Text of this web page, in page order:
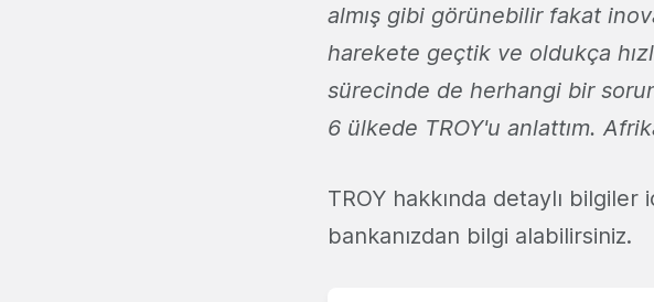
almış gibi görünebilir fakat
harekete geçtik ve oldukça
sürecinde de herhangi bir
6 ülkede TROY'u anlattım.
TROY hakkında detaylı bilgiler
bankanızdan bilgi alabilirsiniz.